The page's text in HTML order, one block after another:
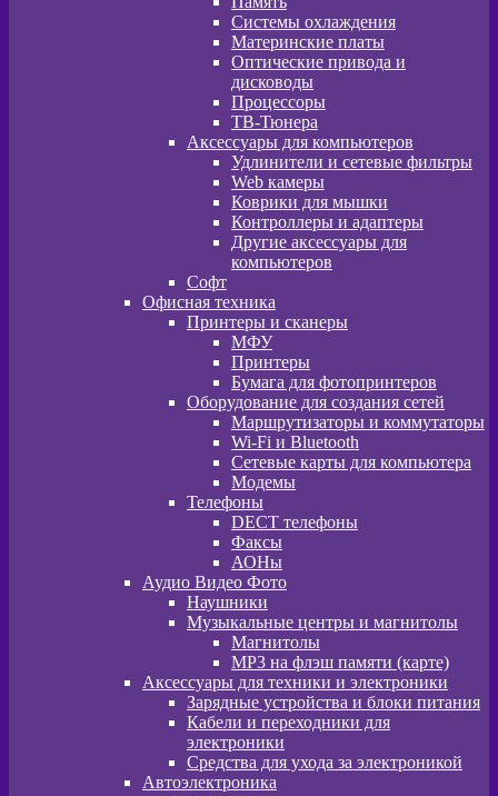
Системы охлаждения
Материнские платы
Оптические привода и
дисководы
Процессоры
ТВ-Тюнера
Аксессуары для компьютеров
Удлинители и сетевые фильтры
Web камеры
Коврики для мышки
Контроллеры и адаптеры
Другие аксессуары для
компьютеров
Софт
Офисная техника
Принтеры и сканеры
МФУ
Принтеры
Бумага для фотопринтеров
Оборудование для создания сетей
Маршрутизаторы и коммутаторы
Wi-Fi и Bluetooth
Сетевые карты для компьютера
Модемы
Телефоны
DECT телефоны
Факсы
АОНы
Аудио Видео Фото
Наушники
Музыкальные центры и магнитолы
Магнитолы
MP3 на флэш памяти (карте)
Аксессуары для техники и электроники
Зарядные устройства и блоки питания
Кабели и переходники для
электроники
Средства для ухода за электроникой
Автоэлектроника